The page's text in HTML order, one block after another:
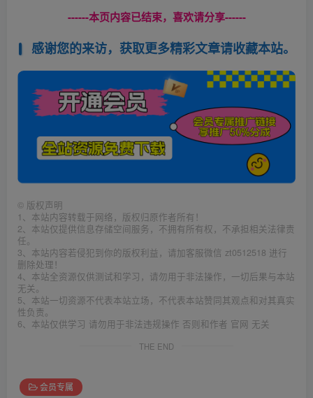
------本页内容已结束，喜欢请分享------
感谢您的来访，获取更多精彩文章请收藏本站。
© 版权声明
1、本站内容转载于网络，版权归原作者所有！
2、本站仅提供信息存储空间服务，不拥有所有权，不承担相关法律责
任。
3、本站内容若侵犯到你的版权利益，请加客服微信 zt0512518 进行
删除处理！
4、本站全资源仅供测试和学习，请勿用于非法操作，一切后果与本站
无关。
5、本站一切资源不代表本站立场，不代表本站赞同其观点和对其真实
性负责。
6、本站仅供学习 请勿用于非法违规操作 否则和作者 官网 无关
THE END
会员专属